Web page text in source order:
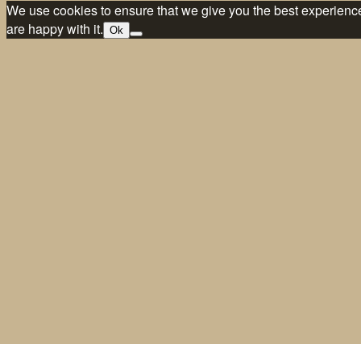
We use cookies to ensure that we give you the best
are happy with it. Ok